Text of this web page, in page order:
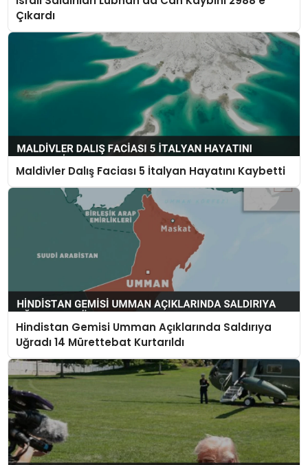
Çıkardı
Maldivler Dalış Faciası 5 İtalyan Hayatını Kaybetti
Hindistan Gemisi Umman Açıklarında Saldırıya
Uğradı 14 Mürettebat Kurtarıldı